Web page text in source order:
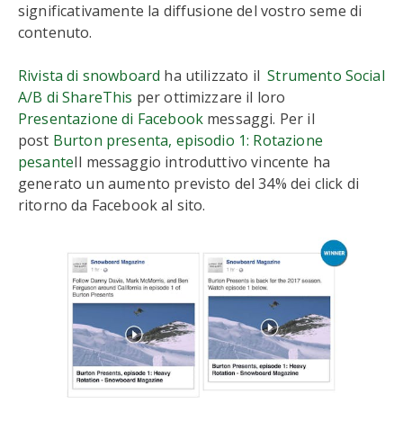
significativamente la diffusione del vostro seme di
contenuto.
Rivista di snowboard ha utilizzato il Strumento Social
A/B di ShareThis per ottimizzare il loro
Presentazione di Facebook messaggi. Per il
post Burton presenta, episodio 1: Rotazione
pesanteIl messaggio introduttivo vincente ha
generato un aumento previsto del 34% dei click di
ritorno da Facebook al sito.